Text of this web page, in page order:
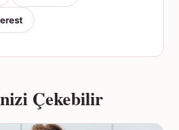
Çekebilir